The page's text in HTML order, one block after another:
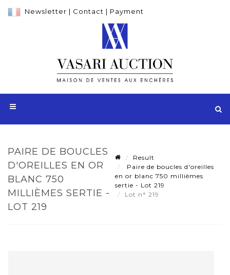
Newsletter | Contact | Payment
PAIRE DE BOUCLES
D'OREILLES EN OR
BLANC 750
MILLIÈMES SERTIE -
LOT 219
Result
Paire de boucles d'oreilles
en or blanc 750 millièmes
sertie - Lot 219
Lot n° 219